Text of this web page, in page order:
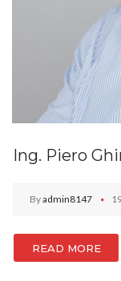
Ing. Piero
Byadmin8147
READ MORE